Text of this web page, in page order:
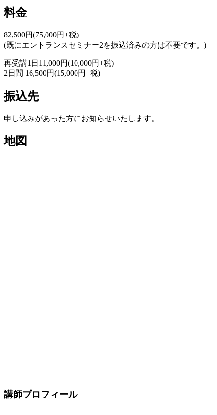
料金
82,500円(75,000円+税)
(既にエントランスセミナー2を振込済みの方は不要です。)
再受講1日11,000円(10,000円+税)
2日間 16,500円(15,000円+税)
振込先
申し込みがあった方にお知らせいたします。
地図
講師プロフィール